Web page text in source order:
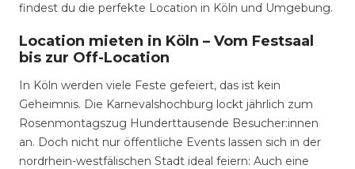
findest du die perfekte Location in Köln und Umgebung.
Location mieten in Köln – Vom Festsaal
bis zur Off-Location
In Köln werden viele Feste gefeiert, das ist kein
Geheimnis. Die Karnevalshochburg lockt jährlich zum
Rosenmontagszug Hunderttausende Besucher:innen
an. Doch nicht nur öffentliche Events lassen sich in der
nordrhein-westfälischen Stadt ideal feiern: Auch eine